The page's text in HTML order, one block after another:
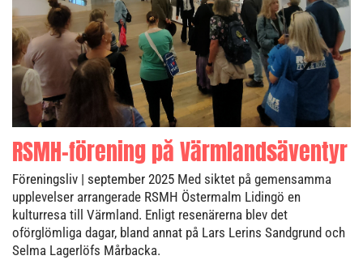
RSMH-förening på Värmlandsäventyr
Föreningsliv | september 2025 Med siktet på gemensamma
upplevelser arrangerade RSMH Östermalm Lidingö en
kulturresa till Värmland. Enligt resenärerna blev det
oförglömliga dagar, bland annat på Lars Lerins Sandgrund och
Selma Lagerlöfs Mårbacka.